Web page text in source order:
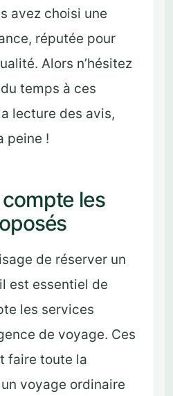
avez choisi une
réputée pour
Alors n’hésitez
temps à ces
lecture des avis,
peine !
les
de réserver un
est essentiel de
les services
de voyage. Ces
faire toute la
voyage ordinaire